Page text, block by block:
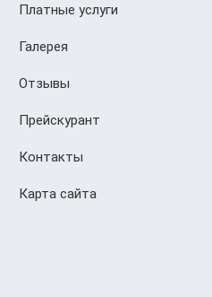
Платные услуги
Галерея
Отзывы
Прейскурант
Контакты
Карта сайта